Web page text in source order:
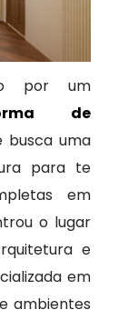
por um
de
busca uma
para te
em
o lugar
e
em
ambientes